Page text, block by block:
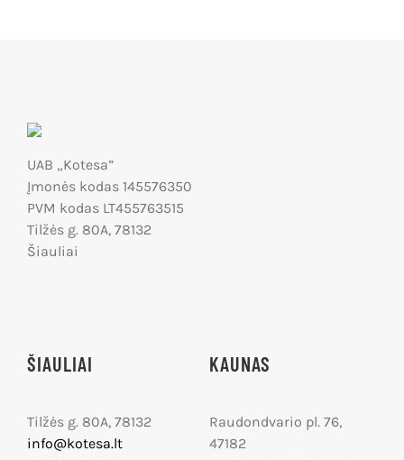
UAB „Kotesa”
Įmonės kodas 145576350
PVM kodas LT455763515
Tilžės g. 80A, 78132
Šiauliai
ŠIAULIAI
Tilžės g. 80A, 78132
info@kotesa.lt
KAUNAS
Raudondvario pl. 76,
47182